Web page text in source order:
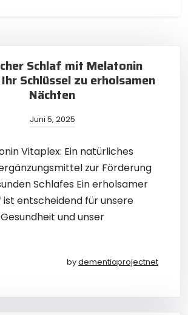
Schlaf mit Melatonin
Schlüssel zu erholsamen
Nächten
Juni 5, 2025
Vitaplex: Ein natürliches
zur Förderung
Schlafes Ein erholsamer
ist entscheidend für unsere
Gesundheit und unser
bydementiaprojectnet